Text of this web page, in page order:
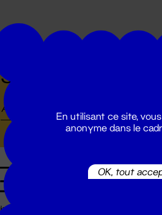
Suivez toutes les
Billetterie
En utilisant ce site,
anonyme dans le
OK, tout